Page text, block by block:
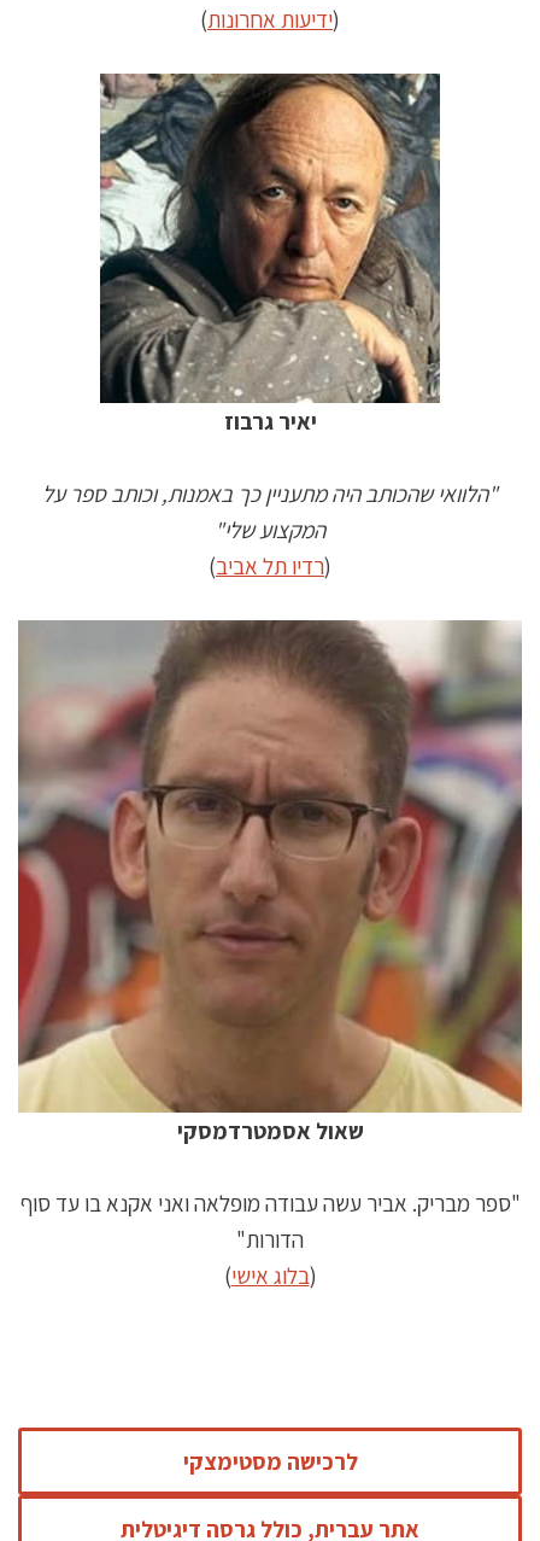
(ידיעות אחרונות)
יאיר גרבוז
"הלוואי שהכותב היה מתעניין כך באמנות, וכותב ספר על
המקצוע שלי"
(רדיו תל אביב)
שאול אסמטרדמסקי
"ספר מבריק. אביר עשה עבודה מופלאה ואני אקנא בו עד סוף
הדורות"
(בלוג אישי)
לרכישה מסטימצקי
אתר עברית, כולל גרסה דיגיטלית